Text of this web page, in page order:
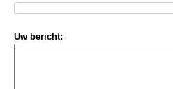
Uw bericht: